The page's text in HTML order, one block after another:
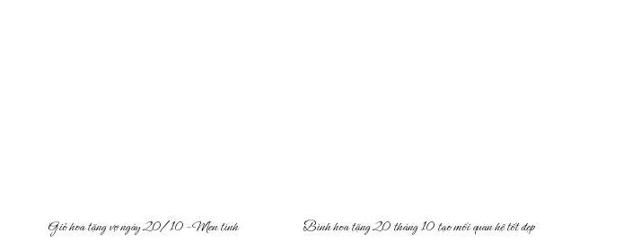
Giỏ hoa tặng vợ ngày 20/10 – Men tình Bình hoa tặng 20 tháng 10 tạo mối quan hệ tốt đẹp